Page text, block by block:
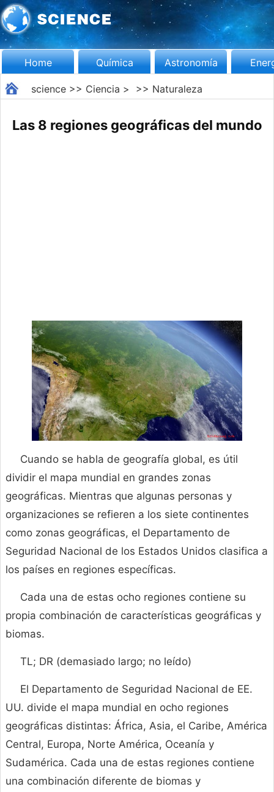
Home Química Astronomía
science>> Ciencia > >> Naturaleza
Las 8 regiones geográficas del mundo
Cuando se habla de geografía global, es útil
dividir el mapa mundial en grandes zonas
geográficas. Mientras que algunas personas y
organizaciones se refieren a los siete continentes
como zonas geográficas, el Departamento de
Seguridad Nacional de los Estados Unidos clasifica a
los países en regiones específicas.
Cada una de estas ocho regiones contiene su
propia combinación de características geográficas y
biomas.
TL; DR (demasiado largo; no leído)
El Departamento de Seguridad Nacional de EE.
UU. divide el mapa mundial en ocho regiones
geográficas distintas: África, Asia, el Caribe, América
Central, Europa, Norte América, Oceanía y
Sudamérica. Cada una de estas regiones contiene
una combinación diferente de biomas y